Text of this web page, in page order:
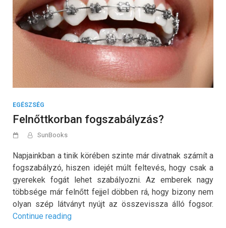
EGÉSZSÉG
Felnőttkorban fogszabályzás?
SunBooks
Napjainkban a tinik körében szinte már divatnak számít a
fogszabályzó, hiszen idejét múlt feltevés, hogy csak a
gyerekek fogát lehet szabályozni. Az emberek nagy
többsége már felnőtt fejjel döbben rá, hogy bizony nem
olyan szép látványt nyújt az összevissza álló fogsor.
Continue reading„Felnőttkorban